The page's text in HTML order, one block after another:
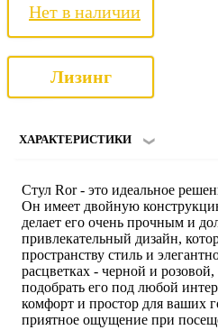
Нет в наличии
Лизинг
ХАРАКТЕРИСТИКИ
Стул Ror - это идеальное
Он имеет двойную
делает его очень прочным и
привлекательный дизайн,
пространству стиль и
расцветках - черной и
подобрать его под любой
комфорт и простор для ваших
приятное ощущение при